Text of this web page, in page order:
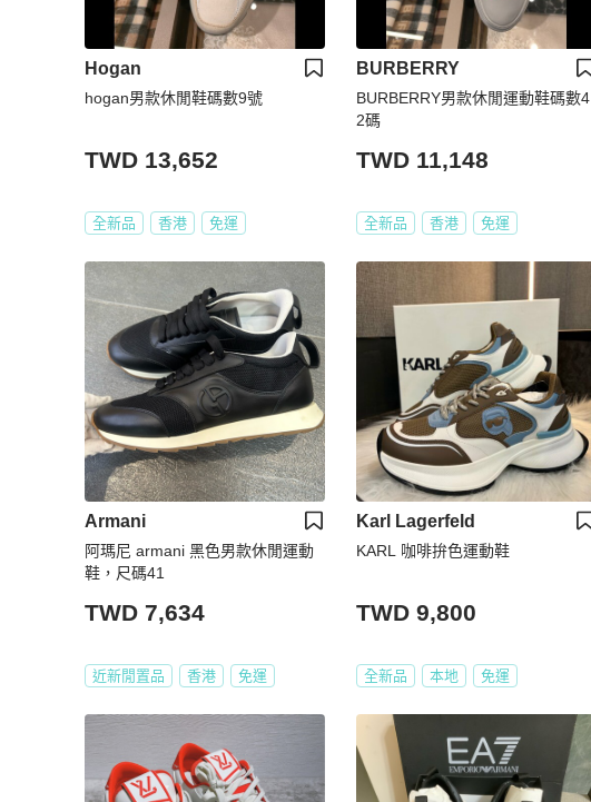
Hogan
hogan男款休閒鞋碼數9號
TWD 13,652
全新品 香港 免運
BURBERRY
BURBERRY男款休閒運動鞋碼數4
2碼
TWD 11,148
全新品 香港 免運
Armani
阿瑪尼 armani 黑色男款休閒運動
鞋，尺碼41
TWD 7,634
近新閒置品 香港 免運
Karl Lagerfeld
KARL 咖啡拚色運動鞋
TWD 9,800
全新品 本地 免運